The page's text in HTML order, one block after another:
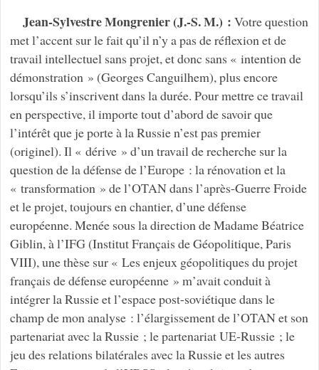
Jean-Sylvestre Mongrenier (J.-S. M.) : Votre question
met l’accent sur le fait qu’il n’y a pas de réflexion et de
travail intellectuel sans projet, et donc sans « intention de
démonstration » (Georges Canguilhem), plus encore
lorsqu’ils s’inscrivent dans la durée. Pour mettre ce travail
en perspective, il importe tout d’abord de savoir que
l’intérêt que je porte à la Russie n’est pas premier
(originel). Il « dérive » d’un travail de recherche sur la
question de la défense de l’Europe : la rénovation et la
« transformation » de l’OTAN dans l’après-Guerre Froide
et le projet, toujours en chantier, d’une défense
européenne. Menée sous la direction de Madame Béatrice
Giblin, à l’IFG (Institut Français de Géopolitique, Paris
VIII), une thèse sur « Les enjeux géopolitiques du projet
français de défense européenne » m’avait conduit à
intégrer la Russie et l’espace post-soviétique dans le
champ de mon analyse : l’élargissement de l’OTAN et son
partenariat avec la Russie ; le partenariat UE-Russie ; le
jeu des relations bilatérales avec la Russie et les autres